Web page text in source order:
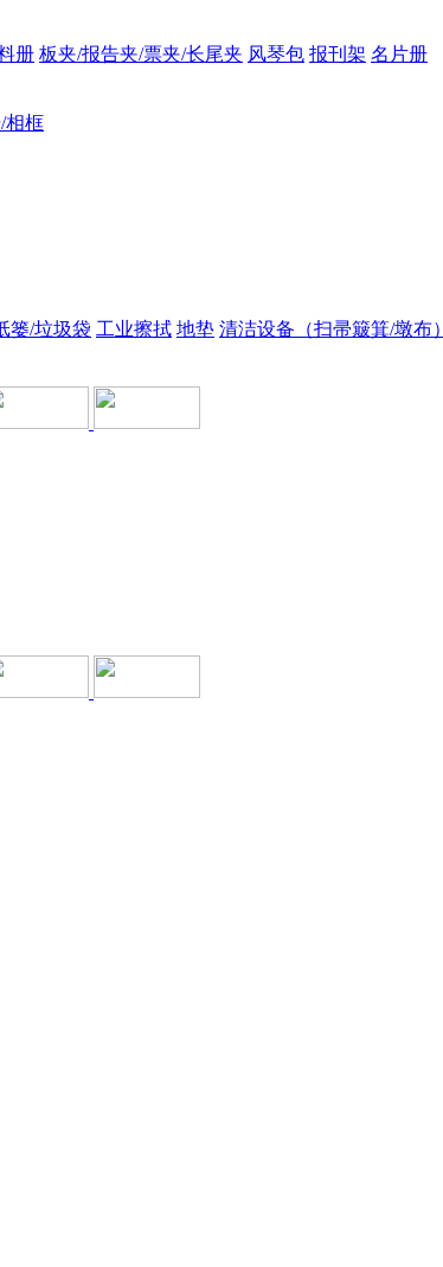
册 板夹/报告夹/票夹/长尾夹 风琴包 报刊架 名片册
相框
篓/垃圾袋 工业擦拭 地垫 清洁设备（扫帚簸箕/墩布）